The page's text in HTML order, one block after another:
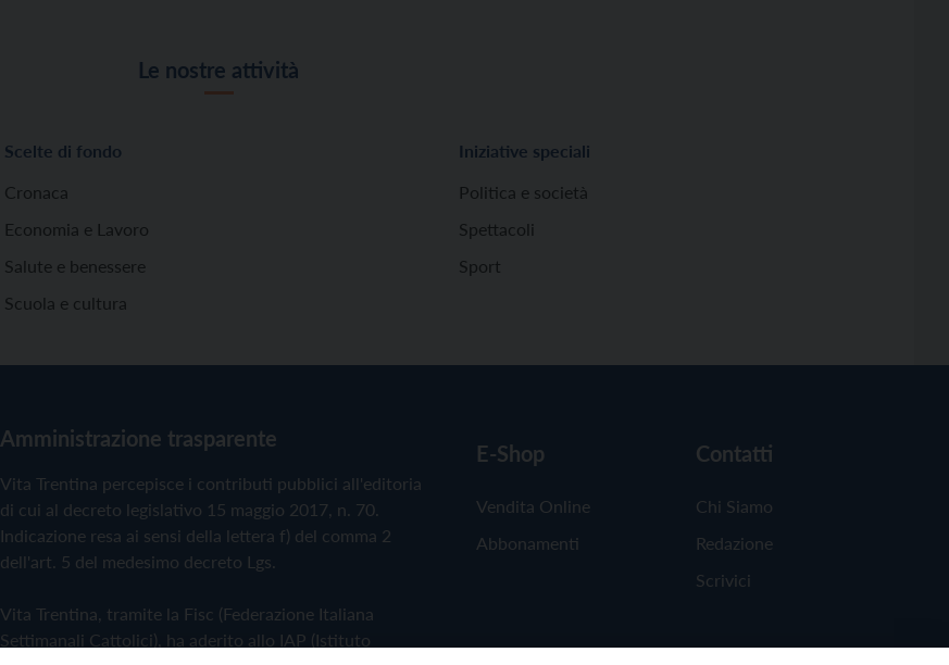
Le nostre attività
Scelte di fondo
Cronaca
Economia e Lavoro
Salute e benessere
Scuola e cultura
Iniziative speciali
Politica e società
Spettacoli
Sport
Amministrazione trasparente
Vita Trentina percepisce i contributi pubblici all'editoria
di cui al decreto legislativo 15 maggio 2017, n. 70.
Indicazione resa ai sensi della lettera f) del comma 2
dell'art. 5 del medesimo decreto Lgs.
Vita Trentina, tramite la Fisc (Federazione Italiana
Settimanali Cattolici), ha aderito allo IAP (Istituto
E-Shop
Vendita Online
Abbonamenti
Contatti
Chi Siamo
Redazione
Scrivici